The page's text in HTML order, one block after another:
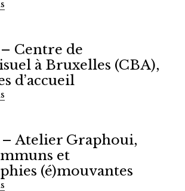
Centre de
à Bruxelles (CBA),
d’accueil
– Atelier Graphoui,
et
(é)mouvantes